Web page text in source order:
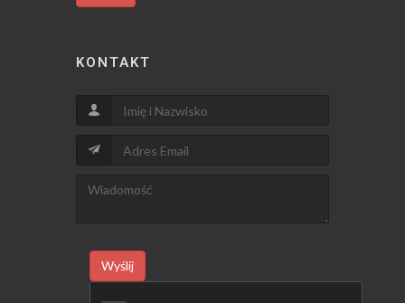
KONTAKT
Wyślij